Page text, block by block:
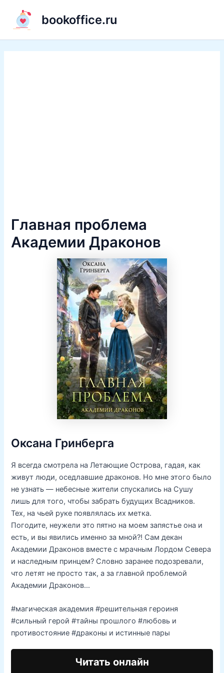
содержимому
bookoffice.ru
Главная проблема
Академии Драконов
Оксана Гринберга
Я всегда смотрела на Летающие Острова, гадая, как
живут люди, оседлавшие драконов. Но мне этого было
не узнать — небесные жители спускались на Сушу
лишь для того, чтобы забрать будущих Всадников.
Тех, на чьей руке появлялась их метка.
Погодите, неужели это пятно на моем запястье она и
есть, и вы явились именно за мной?! Сам декан
Академии Драконов вместе с мрачным Лордом Севера
и наследным принцем? Словно заранее подозревали,
что летят не просто так, а за главной проблемой
Академии Драконов…
#магическая академия #решительная героиня
#сильный герой #тайны прошлого #любовь и
противостояние #драконы и истинные пары
Читать онлайн